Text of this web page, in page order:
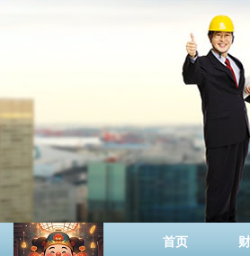
首页